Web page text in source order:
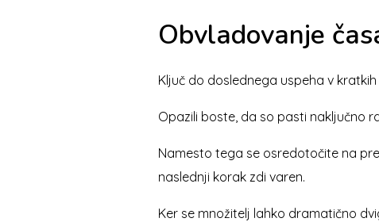
Obvladovanje
Ključ do doslednega uspeha v
Opazili boste, da so pasti naključno
Namesto tega se osredotočite na
naslednji korak zdi varen.
Ker se množitelj lahko dramatično